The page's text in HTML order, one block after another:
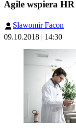
Agile wspiera HR
Sławomir Facon
09.10.2018 | 14:30